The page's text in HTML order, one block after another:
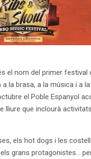
el nom del primer festival
la brasa, a la música i a la
el Poble Espanyol
lliure que inclourà
els hot dogs i les
grans protagonistes…